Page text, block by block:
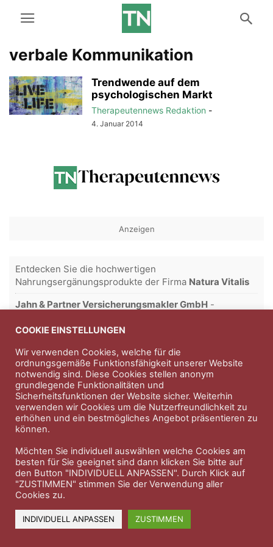
verbale Kommunikation
Trendwende auf dem
psychologischen Markt
Therapeutennews Redaktion -
4. Januar 2014
Anzeigen
Entdecken Sie die hochwertigen
Nahrungsergänungsprodukte der Firma Natura Vitalis
Jahn & Partner Versicherungsmakler GmbH -
Professioneller Rundumschutz seit über 30 Jahren.
Impressum Nutzungsbedingungen
Datenschutzerklärung Therapeutenkatalog Über uns
COOKIE EINSTELLUNGEN
Wir verwenden Cookies, welche für die
ordnungsgemäße Funktionsfähigkeit unserer Website
notwendig sind. Diese Cookies stellen anonym
grundlegende Funktionalitäten und
Sicherheitsfunktionen der Website sicher. Weiterhin
verwenden wir Cookies um die Nutzerfreundlichkeit zu
erhöhen und ein bestmögliches Angebot präsentieren zu
können.
Möchten Sie individuell auswählen welche Cookies am
besten für Sie geeignet sind dann klicken Sie bitte auf
den Button "INDIVIDUELL ANPASSEN". Durch Klick auf
"ZUSTIMMEN" stimmen Sie der Verwendung aller
Cookies zu.
INDIVIDUELL ANPASSEN ZUSTIMMEN